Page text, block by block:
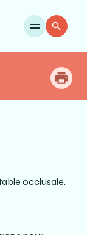
occlusale.